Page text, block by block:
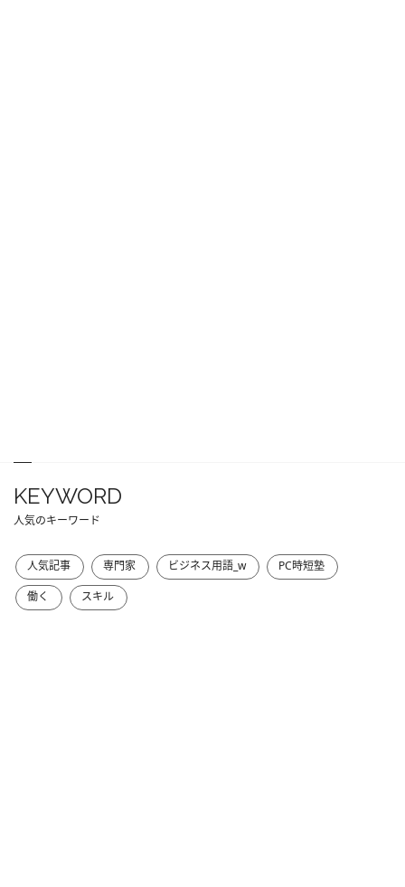
KEYWORD
人気のキーワード
人気記事 専門家 ビジネス用語_w
PC時短塾
働く
スキル